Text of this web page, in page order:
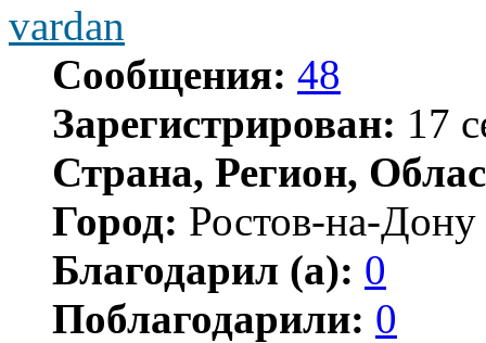
vardan
Сообщения: 48
Зарегистрирован: 17
Страна, Регион,
Город: Ростов-на-Дону
Благодарил (а): 0
Поблагодарили: 0